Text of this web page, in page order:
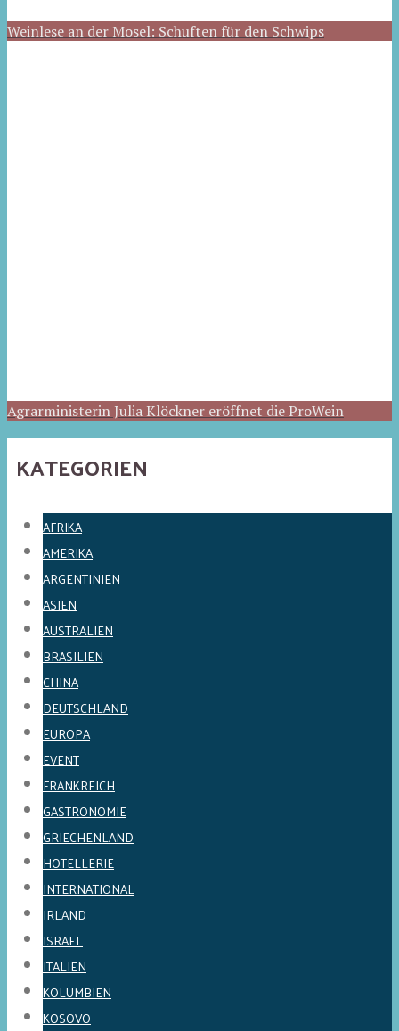
Weinlese an der Mosel: Schuften für den Schwips
Agrarministerin Julia Klöckner eröffnet die ProWein
KATEGORIEN
AFRIKA
AMERIKA
ARGENTINIEN
ASIEN
AUSTRALIEN
BRASILIEN
CHINA
DEUTSCHLAND
EUROPA
EVENT
FRANKREICH
GASTRONOMIE
GRIECHENLAND
HOTELLERIE
INTERNATIONAL
IRLAND
ISRAEL
ITALIEN
KOLUMBIEN
KOSOVO